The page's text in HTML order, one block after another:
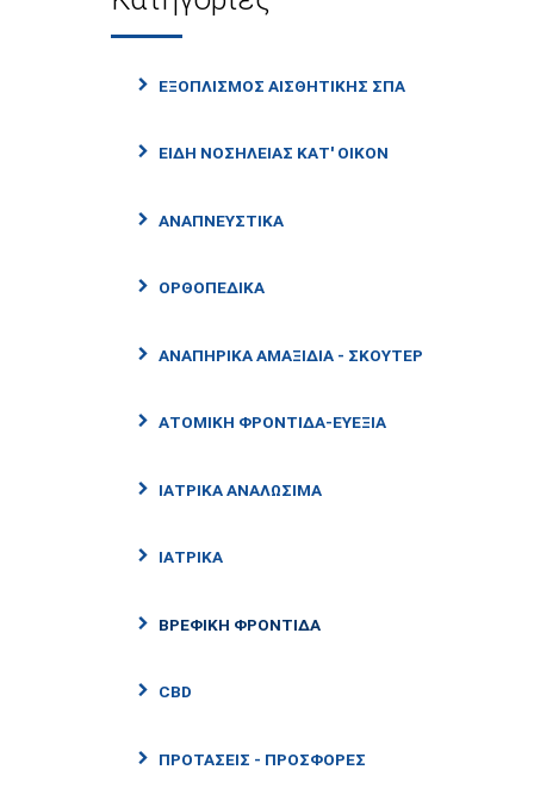
ΕΞΟΠΛΙΣΜΟΣ ΑΙΣΘΗΤΙΚΗΣ ΣΠΑ
ΕΙΔΗ ΝΟΣΗΛΕΙΑΣ ΚΑΤ' ΟΙΚΟΝ
ΑΝΑΠΝΕΥΣΤΙΚΑ
ΟΡΘΟΠΕΔΙΚΑ
ΑΝΑΠΗΡΙΚΑ ΑΜΑΞΙΔΙΑ - ΣΚΟΥΤΕΡ
ΑΤΟΜΙΚΗ ΦΡΟΝΤΙΔΑ-ΕΥΕΞΙΑ
ΙΑΤΡΙΚΑ ΑΝΑΛΩΣΙΜΑ
ΙΑΤΡΙΚΑ
ΒΡΕΦΙΚΗ ΦΡΟΝΤΙΔΑ
CBD
ΠΡΟΤΑΣΕΙΣ - ΠΡΟΣΦΟΡΕΣ